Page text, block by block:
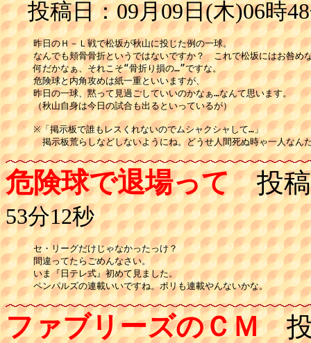
投稿日：09月09日(木)06時
昨日のＨ－Ｌ戦で松坂が秋山に投じた例の一球。
なんでも頬骨骨折というではないですか？　これで松坂にはお咎め
何だかなぁ、それこそ“骨折り損の…”ですな。
危険球と内角攻めは紙一重といいますが、
昨日の一球、黙って見過ごしていいのかなぁ…なんて思います。
（秋山自身は今日の試合も出るといっているが）
※「掲示板で誰もレスくれないのでムシャクシャして…」
掲示板荒らしなどしないようにね。どうせ人間死ぬ時ゃ一人なん
危険球で退場って投稿
53分12秒
セ・リーグだけじゃなかったっけ？
間違ってたらごめんなさい。
いま『日テレ式』初めて見ました。
ペンパルズの連載いいですね。ポリも連載やんないかな。
ファブリーズのＣＭ投